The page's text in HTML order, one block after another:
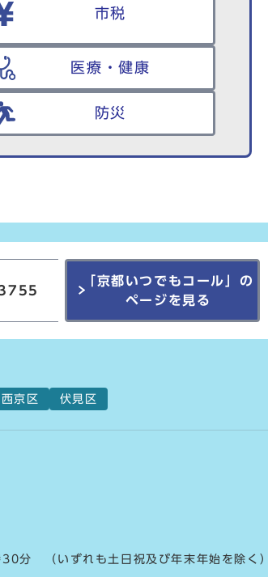
市税
医療・健康
防災
「京都いつでもコール」の
ページを見る
西京区 伏見区
分 （いずれも土日祝及び年末年始を除く）